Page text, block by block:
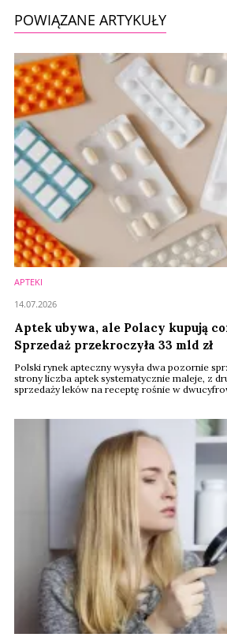
POWIĄZANE ARTYKUŁY
APTEKI
Aptek ubywa, ale Polacy kupują
Sprzedaż przekroczyła 33 mld zł
Polski rynek apteczny wysyła dwa pozornie
strony liczba aptek systematycznie maleje, z
sprzedaży leków na receptę rośnie w
aptek nadal się kurczy. Dla rynku
& beauty oznacza to dalszy ...
14.07.2026